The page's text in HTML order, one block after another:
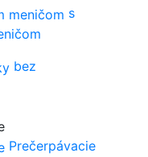
s
bez
Prečerpávacie